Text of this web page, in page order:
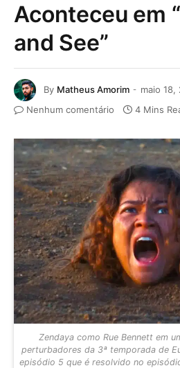
Aconteceu em
and See”
By Matheus Amorim
maio 18,
Nenhum comentário
4 Mins
Zendaya como Rue Bennett em
perturbadores da 3ª temporada de
episódio 5 que é resolvido no